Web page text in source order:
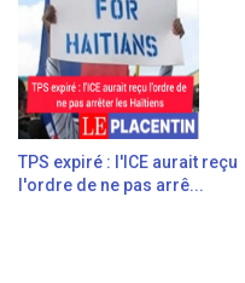
TPS expiré : l'ICE aurait reçu
l'ordre de ne pas arrê...